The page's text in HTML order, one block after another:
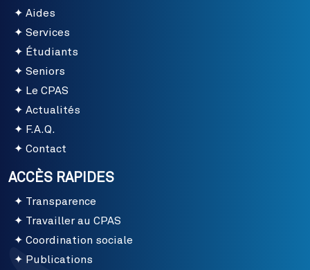
Aides
Services
Étudiants
Seniors
Le CPAS
Actualités
F.A.Q.
Contact
ACCÈS RAPIDES
Transparence
Travailler au CPAS
Coordination sociale
Publications